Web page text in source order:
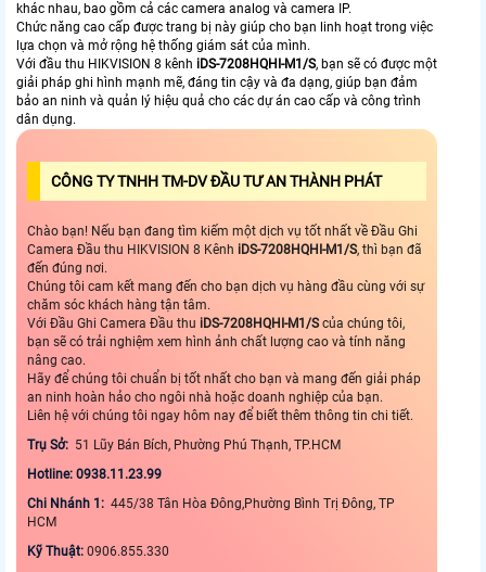
khác nhau, bao gồm cả các camera analog và camera IP.
Chức năng cao cấp được trang bị này giúp cho bạn linh hoạt trong việc
lựa chọn và mở rộng hệ thống giám sát của mình.
Với đầu thu HIKVISION 8 kênh iDS-7208HQHI-M1/S, bạn sẽ có được một
giải pháp ghi hình mạnh mẽ, đáng tin cậy và đa dạng, giúp bạn đảm
bảo an ninh và quản lý hiệu quả cho các dự án cao cấp và công trình
dân dụng.
CÔNG TY TNHH TM-DV ĐẦU TƯ AN THÀNH PHÁT
Chào bạn! Nếu bạn đang tìm kiếm một dịch vụ tốt nhất về Đầu Ghi
Camera Đầu thu HIKVISION 8 Kênh iDS-7208HQHI-M1/S, thì bạn đã
đến đúng nơi.
Chúng tôi cam kết mang đến cho bạn dịch vụ hàng đầu cùng với sự
chăm sóc khách hàng tận tâm.
Với Đầu Ghi Camera Đầu thu iDS-7208HQHI-M1/Scủa chúng tôi,
bạn sẽ có trải nghiệm xem hình ảnh chất lượng cao và tính năng
nâng cao.
Hãy để chúng tôi chuẩn bị tốt nhất cho bạn và mang đến giải pháp
an ninh hoàn hảo cho ngôi nhà hoặc doanh nghiệp của bạn.
Liên hệ với chúng tôi ngay hôm nay để biết thêm thông tin chi tiết.
Trụ Sở: 51 Lũy Bán Bích, Phường Phú Thạnh, TP.HCM
Hotline: 0938.11.23.99
Chi Nhánh 1: 445/38 Tân Hòa Đông,Phường Bình Trị Đông, TP
HCM
Kỹ Thuật: 0906.855.330